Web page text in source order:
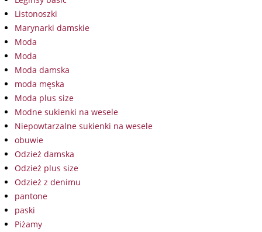
Listonoszki
Marynarki damskie
Moda
Moda
Moda damska
moda męska
Moda plus size
Modne sukienki na wesele
Niepowtarzalne sukienki na wesele
obuwie
Odzież damska
Odzież plus size
Odzież z denimu
pantone
paski
Piżamy